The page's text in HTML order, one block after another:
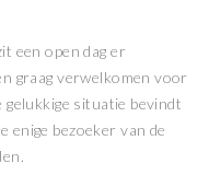
een open dag er
graag verwelkomen voor
gelukkige situatie bevindt
enige bezoeker van de